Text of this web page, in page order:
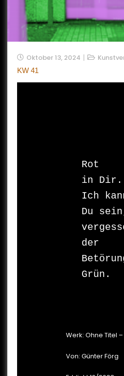
Oktober 13, 2024
KW 41
Rot
in Dir.
Ich
Du
der
Grün.
Werk: Ohne Titel –
Von: Günter Förg